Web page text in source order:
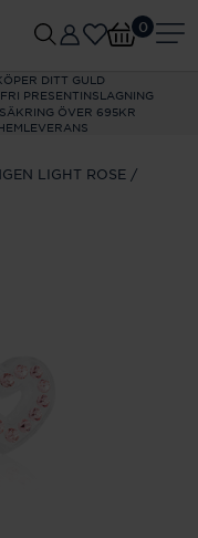
DITT GULD
PRESENTINSLAGNING
ÖVER 695KR
0
LIGHT ROSE